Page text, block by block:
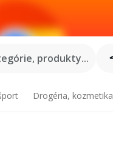
produkty...
Drogéria, kozmetika